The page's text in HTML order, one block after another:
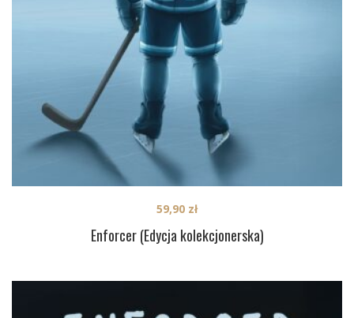
Enforcer (Edycja kolekcjonerska)
59,90 zł